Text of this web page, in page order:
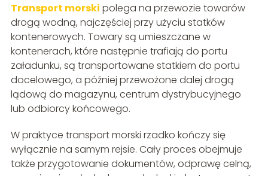
Transport morski polega na przewozie towarów
drogą wodną, najczęściej przy użyciu statków
kontenerowych. Towary są umieszczane w
kontenerach, które następnie trafiają do portu
załadunku, są transportowane statkiem do portu
docelowego, a później przewożone dalej drogą
lądową do magazynu, centrum dystrybucyjnego
lub odbiorcy końcowego.
W praktyce transport morski rzadko kończy się
wyłącznie na samym rejsie. Cały proces obejmuje
także przygotowanie dokumentów, odprawę celną,